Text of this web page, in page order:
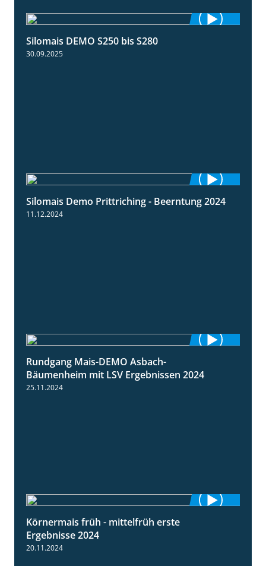
Silomais DEMO S250 bis S280
30.09.2025
12:28
Silomais Demo Prittriching - Beerntung 2024
11.12.2024
Rundgang Mais-DEMO Asbach-
Bäumenheim mit LSV Ergebnissen 2024
25.11.2024
Körnermais früh - mittelfrüh erste
Ergebnisse 2024
20.11.2024